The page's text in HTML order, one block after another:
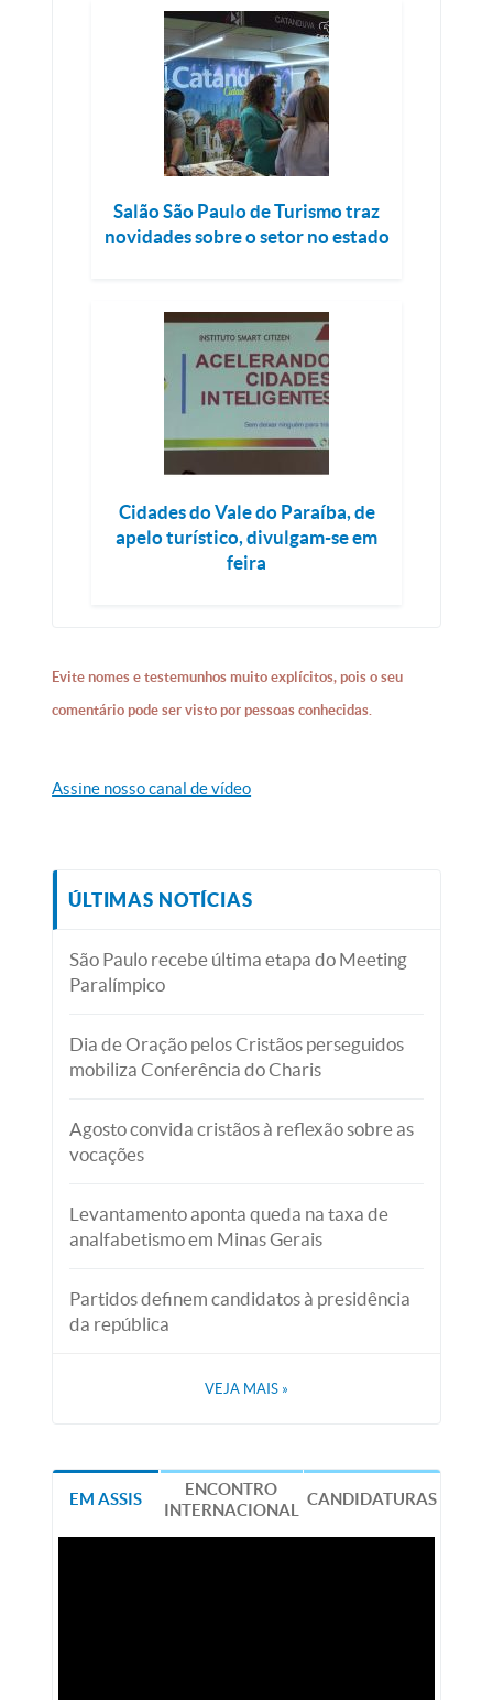
Salão São Paulo de Turismo traz
novidades sobre o setor no estado
Cidades do Vale do Paraíba, de
apelo turístico, divulgam-se em
feira
Evite nomes e testemunhos muito explícitos, pois o seu
comentário pode ser visto por pessoas conhecidas.
Assine nosso canal de vídeo
ÚLTIMAS NOTÍCIAS
São Paulo recebe última etapa do Meeting
Paralímpico
Dia de Oração pelos Cristãos perseguidos
mobiliza Conferência do Charis
Agosto convida cristãos à reflexão sobre as
vocações
Levantamento aponta queda na taxa de
analfabetismo em Minas Gerais
Partidos definem candidatos à presidência
da república
VEJA MAIS »
EM ASSIS
ENCONTRO
INTERNACIONAL
CANDIDATURAS